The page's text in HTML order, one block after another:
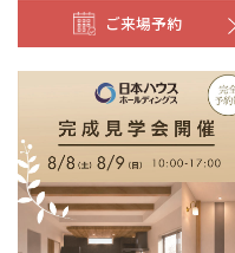
ご来場予約